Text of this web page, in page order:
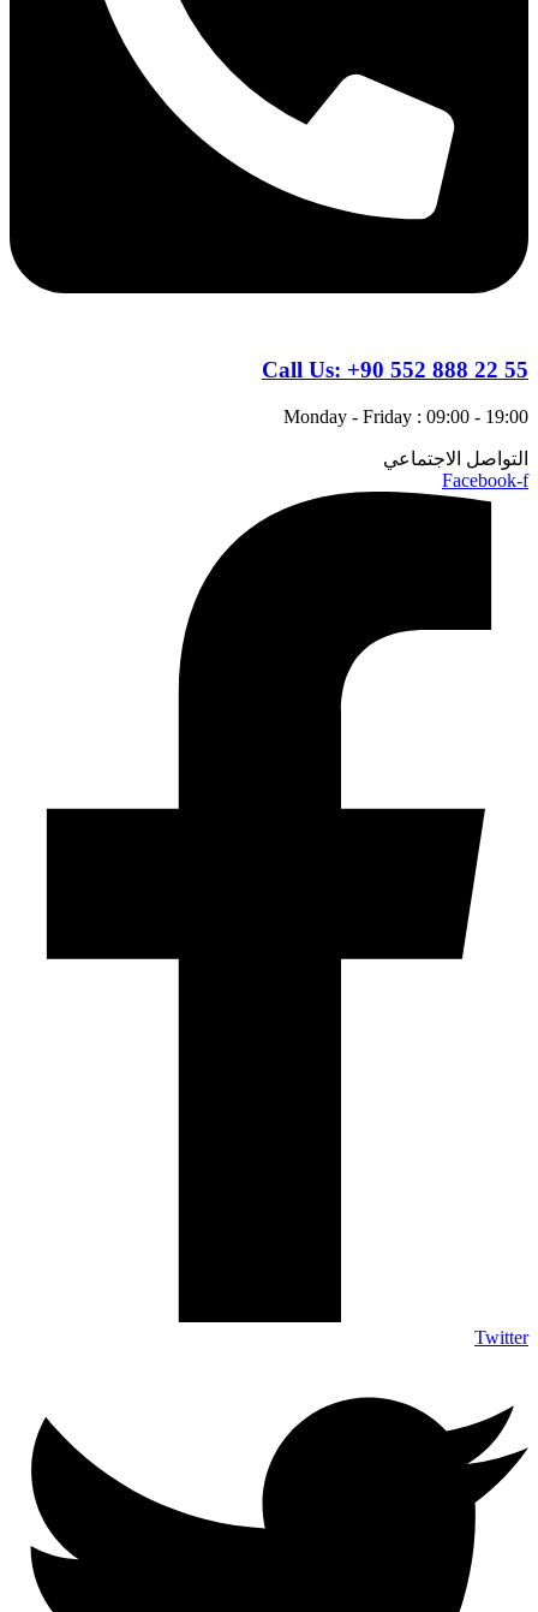
Call Us: +90 552 888 22 55
Monday - Friday : 09:00 - 19:00
التواصل الاجتماعي
Facebook-f
Twitter